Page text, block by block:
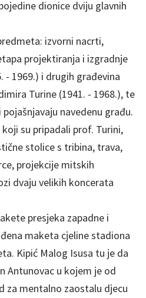
dionice dviju glavnih
izvorni nacrti,
projektiranja i izgradnje
- 1969.) i drugih građevina
Turine (1941. - 1968.), te
navedenu građu.
su pripadali prof. Turini,
stolice s tribina, trava,
projekcije mitskih
dvaju velikih koncerata
presjeka zapadne i
maketa cjeline stadiona
Kipić Malog Isusa tu je da
Antunovac u kojem je od
za mentalno zaostalu djecu